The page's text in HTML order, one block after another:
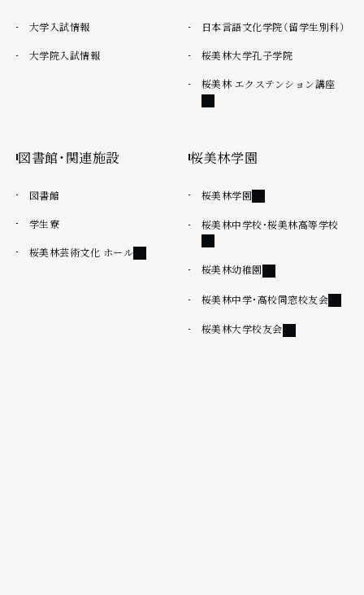
大学入試情報
大学院入試情報
日本言語文化学院（留学生別科）
桜美林大学孔子学院
桜美林 エクステンション講座外部
図書館・関連施設
図書館
学生寮
桜美林芸術文化 ホール外部リンク
桜美林学園
桜美林学園外部リンク
桜美林中学校・桜美林高等学校外部
桜美林幼稚園外部リンク
桜美林中学・高校同窓校友会外部リ
桜美林大学校友会外部リンク